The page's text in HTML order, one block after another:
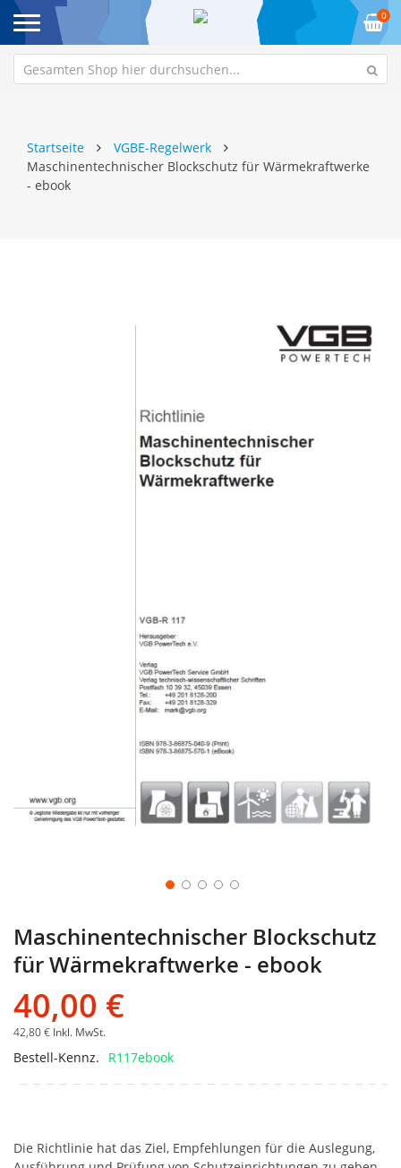
0
Startseite
VGBE-Regelwerk
Maschinentechnischer Blockschutz für Wärmekraftwerke
- ebook
Maschinentechnischer Blockschutz
für Wärmekraftwerke - ebook
40,00 €
42,80 € Inkl. MwSt.
Bestell-Kennz. R117ebook
Die Richtlinie hat das Ziel, Empfehlungen für die Auslegung,